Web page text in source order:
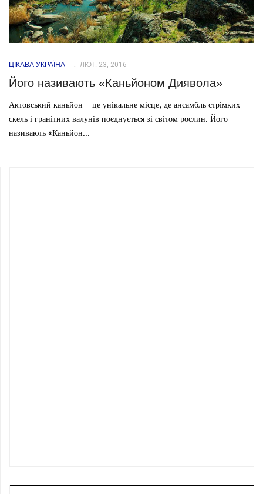
ЦІКАВА УКРАЇНА ЛЮТ. 23, 2016
Його називають «Каньйоном Диявола»
Актовський каньйон – це унікальне місце, де ансамбль стрімких
скель і гранітних валунів поєднується зі світом рослин. Його
називають «Каньйон...